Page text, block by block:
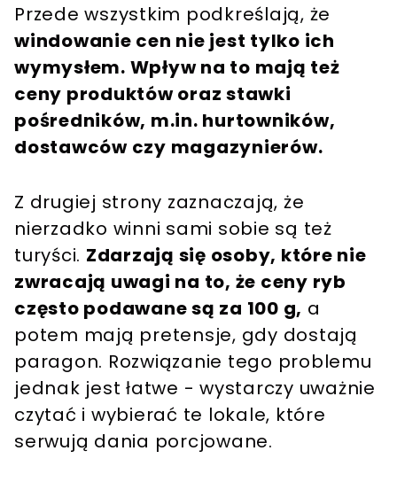
Przede wszystkim podkreślają, że
windowanie cen nie jest tylko ich
wymysłem. Wpływ na to mają też
ceny produktów oraz stawki
pośredników, m.in. hurtowników,
dostawców czy magazynierów.
Z drugiej strony zaznaczają, że
nierzadko winni sami sobie są też
turyści. Zdarzają się osoby, które nie
zwracają uwagi na to, że ceny ryb
często podawane są za 100 g, a
potem mają pretensje, gdy dostają
paragon. Rozwiązanie tego problemu
jednak jest łatwe - wystarczy uważnie
czytać i wybierać te lokale, które
serwują dania porcjowane.